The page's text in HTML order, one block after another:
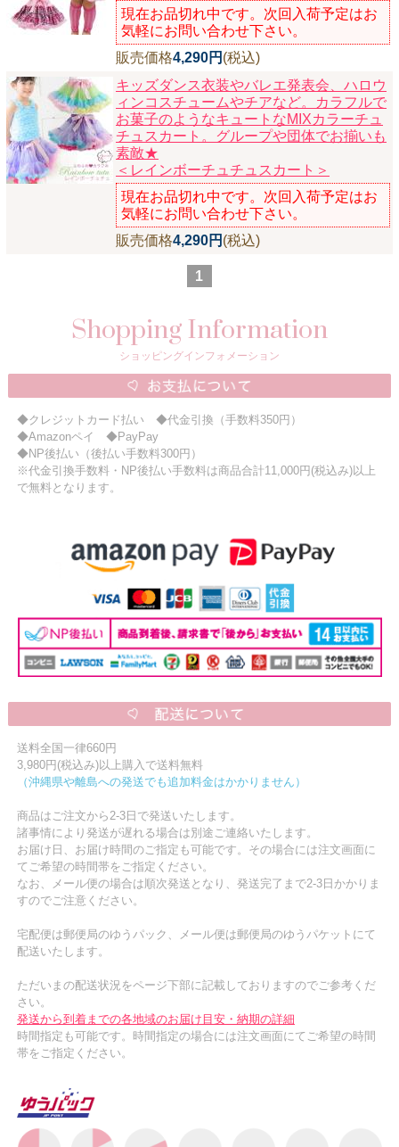
現在お品切れ中です。次回入荷予定はお
気軽にお問い合わせ下さい。
販売価格4,290円 (税込)
キッズダンス衣装やバレエ発表会、ハロウ
ィンコスチュームやチアなど。カラフルで
お菓子のようなキュートなMIXカラーチュ
チュスカート。グループや団体でお揃いも
素敵★
＜レインボーチュチュスカート＞
現在お品切れ中です。次回入荷予定はお
気軽にお問い合わせ下さい。
販売価格4,290円 (税込)
1
Shopping Information
ショッピングインフォメーション
◆クレジットカード払い ◆代金引換（手数料350円）
◆Amazonペイ ◆PayPay
◆NP後払い（後払い手数料300円）
※代金引換手数料・NP後払い手数料は商品合計11,000円(税込み)以上
で無料となります。
送料全国一律660円
3,980円(税込み)以上購入で送料無料
（沖縄県や離島への発送でも追加料金はかかりません）
商品はご注文から2-3日で発送いたします。
諸事情により発送が遅れる場合は別途ご連絡いたします。
お届け日、お届け時間のご指定も可能です。その場合には注文画面に
てご希望の時間帯をご指定ください。
なお、メール便の場合は順次発送となり、発送完了まで2-3日かかりま
すのでご注意ください。
宅配便は郵便局のゆうパック、メール便は郵便局のゆうパケットにて
配送いたします。
ただいまの配送状況をページ下部に記載しておりますのでご参考くだ
さい。
発送から到着までの各地域のお届け目安・納期の詳細
時間指定も可能です。時間指定の場合には注文画面にてご希望の時間
帯をご指定ください。